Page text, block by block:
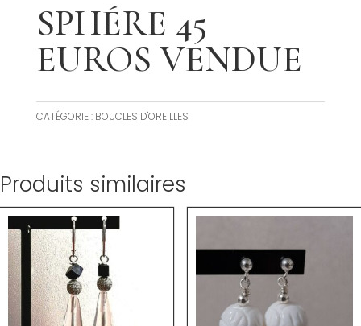
SPHÉRE 45
EUROS VENDUE
CATÉGORIE : BOUCLES D'OREILLES
Produits similaires